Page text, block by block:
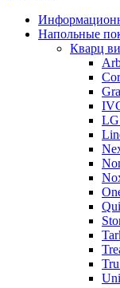
Напольные
Кварц
LG